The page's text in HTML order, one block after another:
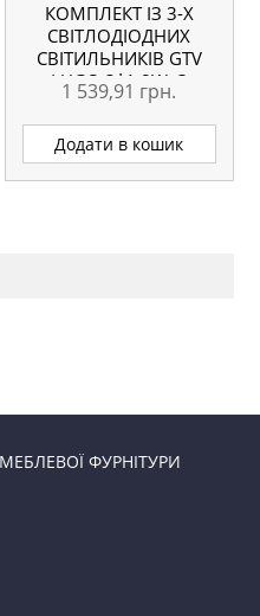
КОМПЛЕКТ ІЗ 3-Х
СВІТЛОДІОДНИХ
СВІТИЛЬНИКІВ GTV
LUGO 3*1,8W, З
ТРАНСФОРМАТОРОМ,
АЛЮМІНІЙ
1 539,91 грн.
Додати в кошик
ФУРНІТУРИ